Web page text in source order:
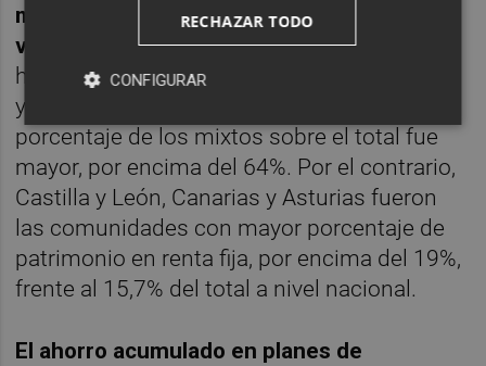
medio por partícipe en los planes de renta
variable
por encima del resto de categorías,
hasta los 13.611 euros por partícipe. Galicia
y Cataluña fueron las regiones en las que el
porcentaje de los mixtos sobre el total fue
mayor, por encima del 64%. Por el contrario,
Castilla y León, Canarias y Asturias fueron
las comunidades con mayor porcentaje de
patrimonio en renta fija, por encima del 19%,
frente al 15,7% del total a nivel nacional.
El ahorro acumulado en planes de
RECHAZAR TODO
CONFIGURAR